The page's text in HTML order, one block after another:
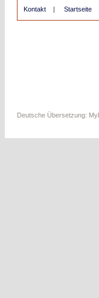
Kontakt | Startseite
Deutsche Übersetzung: